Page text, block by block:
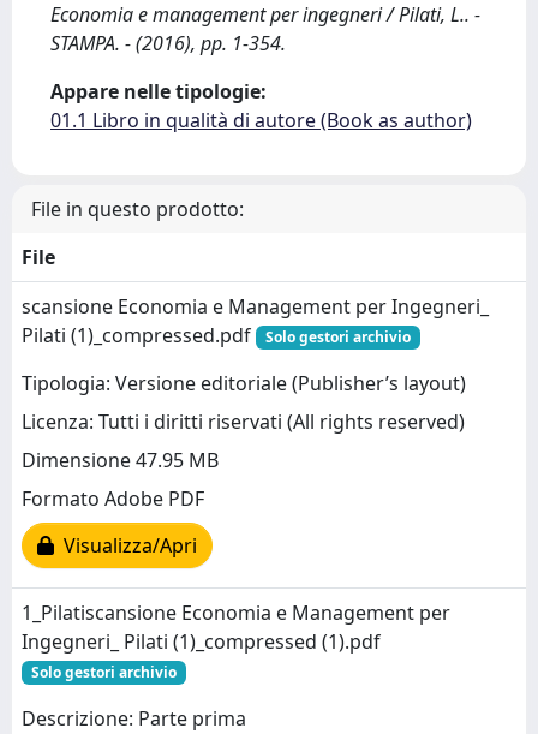
Economia e management per ingegneri / Pilati, L.. -
STAMPA. - (2016), pp. 1-354.
Appare nelle tipologie:
01.1 Libro in qualità di autore (Book as author)
File in questo prodotto:
File
scansione Economia e Management per Ingegneri_
Pilati (1)_compressed.pdf
Solo gestori archivio
Tipologia: Versione editoriale (Publisher’s layout)
Licenza: Tutti i diritti riservati (All rights reserved)
Dimensione 47.95 MB
Formato Adobe PDF
Visualizza/Apri
1_Pilatiscansione Economia e Management per
Ingegneri_ Pilati (1)_compressed (1).pdf
Solo gestori archivio
Descrizione: Parte prima